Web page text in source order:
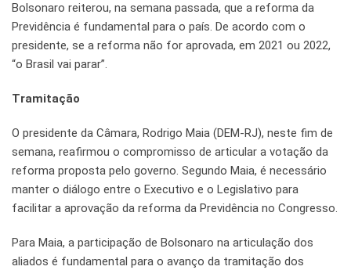
Bolsonaro reiterou, na semana passada, que a reforma da
Previdência é fundamental para o país. De acordo com o
presidente, se a reforma não for aprovada, em 2021 ou 2022,
“o Brasil vai parar”.
Tramitação
O presidente da Câmara, Rodrigo Maia (DEM-RJ), neste fim de
semana, reafirmou o compromisso de articular a votação da
reforma proposta pelo governo. Segundo Maia, é necessário
manter o diálogo entre o Executivo e o Legislativo para
facilitar a aprovação da reforma da Previdência no Congresso.
Para Maia, a participação de Bolsonaro na articulação dos
aliados é fundamental para o avanço da tramitação dos